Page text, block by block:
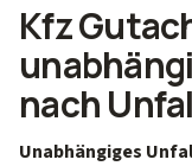
Kfz
nach
Unabhängiges